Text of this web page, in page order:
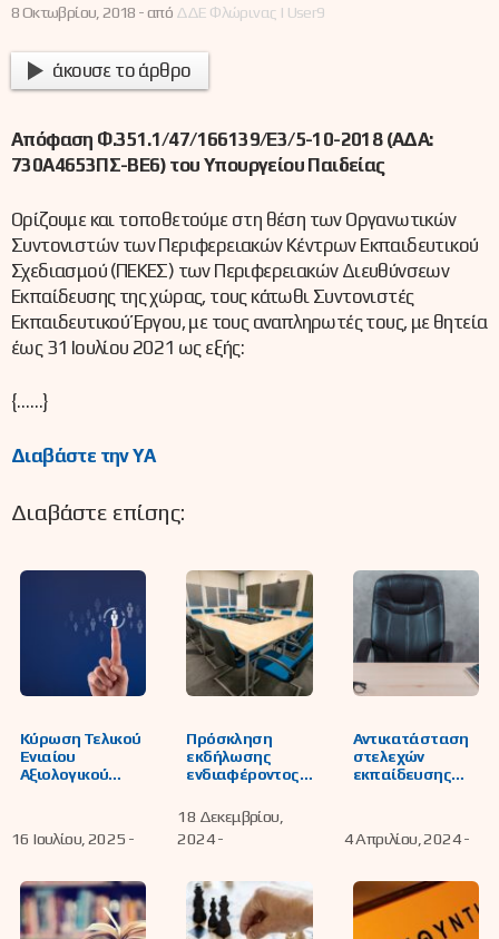
8 Οκτωβρίου, 2018 -από ΔΔΕ Φλώρινας | User9
άκουσε το άρθρο
Απόφαση Φ.351.1/47/166139/Ε3/5-10-2018 (ΑΔΑ:
730Α4653ΠΣ-ΒΕ6) του Υπουργείου Παιδείας
Ορίζουμε και τοποθετούμε στη θέση των Οργανωτικών
Συντονιστών των Περιφερειακών Κέντρων Εκπαιδευτικού
Σχεδιασμού (ΠΕΚΕΣ) των Περιφερειακών Διευθύνσεων
Εκπαίδευσης της χώρας, τους κάτωθι Συντονιστές
Εκπαιδευτικού Έργου, με τους αναπληρωτές τους, με θητεία
έως 31 Ιουλίου 2021 ως εξής:
{……}
Διαβάστε την ΥΑ
Διαβάστε επίσης:
Κύρωση Τελικού
Ενιαίου
Αξιολογικού
Πίνακα για την
Προϊσταμένου
Εκπαιδευτικών
Θεμάτων της
Διεύθυνσης
16 Ιουλίου, 2025 -
Πρόσκληση
εκδήλωσης
ενδιαφέροντος
μελών των
Περιφερειακών
Υπηρεσιακών
Πρωτοβάθμιας
Εκπαίδευσης
(Π.Υ.Σ.Π.Ε.) και
Δευτεροβάθμια
18 Δεκεμβρίου,
2024 -
Αντικατάσταση
στελεχών
εκπαίδευσης
4 Απριλίου, 2024 -